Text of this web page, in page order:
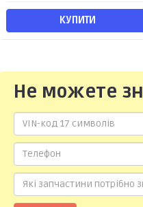
КУПИТИ
Не можете